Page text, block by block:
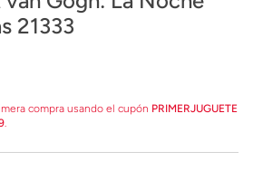
21333
compra usando el cupón PRIMERJUGUETE
.